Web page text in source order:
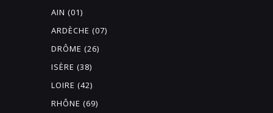
AIN (01)
ARDÈCHE (07)
DRÔME (26)
ISÈRE (38)
LOIRE (42)
RHÔNE (69)